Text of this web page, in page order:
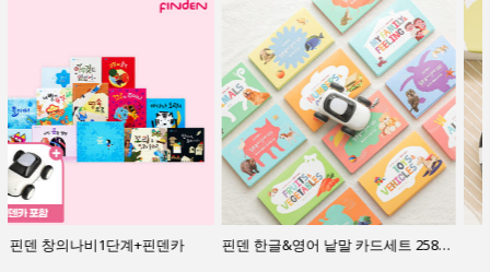
핀덴 한글&영어 낱말 카드세트 258장(핀덴카 제외) 핀덴 이중언어 사운드카